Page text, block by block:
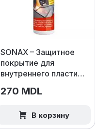
SONAX – Защитное
покрытие для
внутреннего пластика
270 MDL
В корзину